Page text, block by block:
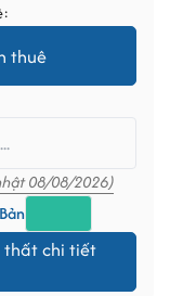
thuê
08/08/2026)
thất chi tiết